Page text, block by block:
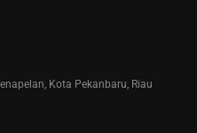
Kota Pekanbaru, Riau